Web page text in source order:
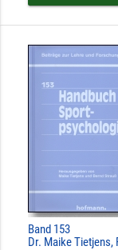
Band 153
Dr. Maike